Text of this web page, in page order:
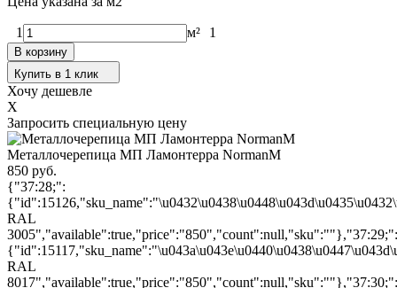
1 м² 1
В корзину
Купить в 1 клик
Хочу дешевле
X
Запросить специальную цену
Металлочерепица МП Ламонтерра NormanM
850 руб.
{"37:28;":
RAL
3005","available":true,"price":"850","count":null,"sku":""},"37:29;":
RAL
8017","available":true,"price":"850","count":null,"sku":""},"37:30;":